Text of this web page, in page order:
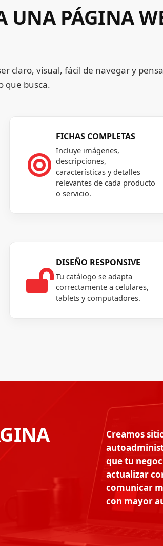
UNA PÁGINA
claro, visual, fácil de navegar y
que busca.

FICHAS COMPLETAS
Incluye imágenes,
descripciones,
características y detalles
relevantes de cada producto
o servicio.

DISEÑO RESPONSIVE
Tu catálogo se adapta
correctamente a celulares,
tablets y computadores.
Creamos
que tu
actualizar
comunicar
con mayor